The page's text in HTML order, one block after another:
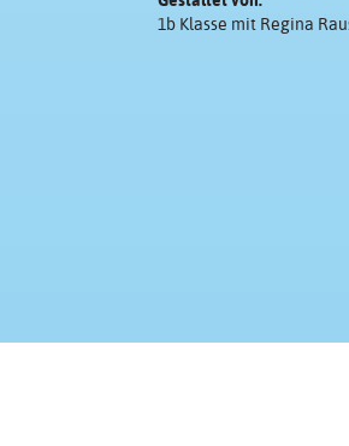
1b Klasse mit Regina